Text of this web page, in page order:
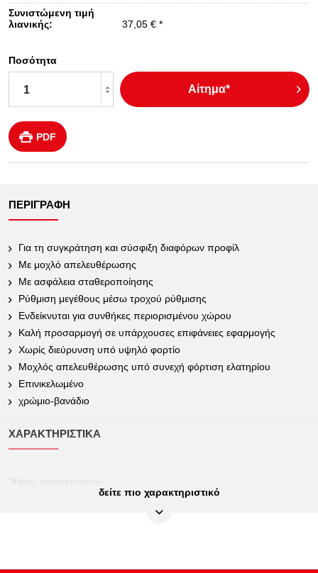
Συνιστώμενη τιμή
λιανικής:
37,05 € *
Ποσότητα
Αίτημα*
PDF
ΠΕΡΙΓΡΑΦΉ
Για τη συγκράτηση και σύσφιξη διαφόρων προφίλ
Με μοχλό απελευθέρωσης
Με ασφάλεια σταθεροποίησης
Ρύθμιση μεγέθους μέσω τροχού ρύθμισης
Ενδείκνυται για συνθήκες περιορισμένου χώρου
Καλή προσαρμογή σε υπάρχουσες επιφάνειες εφαρμογής
Χωρίς διεύρυνση υπό υψηλό φορτίο
Μοχλός απελευθέρωσης υπό συνεχή φόρτιση ελατηρίου
Επινικελωμένο
χρώμιο-βανάδιο
ΧΑΡΑΚΤΗΡΙΣΤΙΚΆ
Ύψος συσκευασίας
δείτε πιο χαρακτηριστικό